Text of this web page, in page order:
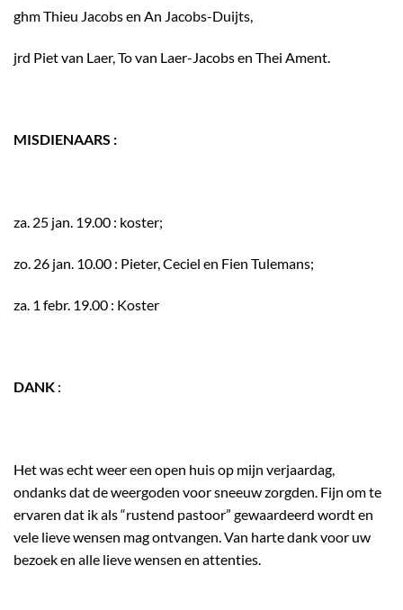
ghm Thieu Jacobs en An Jacobs-Duijts,
jrd Piet van Laer, To van Laer-Jacobs en Thei Ament.
MISDIENAARS :
za. 25 jan. 19.00 : koster;
zo. 26 jan. 10.00 : Pieter, Ceciel en Fien Tulemans;
za. 1 febr. 19.00 : Koster
DANK :
Het was echt weer een open huis op mijn verjaardag,
ondanks dat de weergoden voor sneeuw zorgden. Fijn om te
ervaren dat ik als “rustend pastoor” gewaardeerd wordt en
vele lieve wensen mag ontvangen. Van harte dank voor uw
bezoek en alle lieve wensen en attenties.